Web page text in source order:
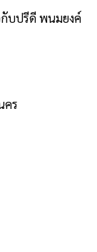
กับปรีดี พนมยงค์
คร